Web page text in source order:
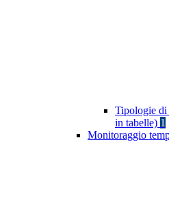
Tipologie di
in tabelle) 1
Monitoraggio